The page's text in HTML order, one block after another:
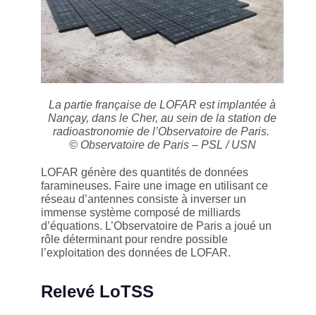
La partie française de LOFAR est implantée à
Nançay, dans le Cher, au sein de la station de
radioastronomie de l’Observatoire de Paris.
© Observatoire de Paris – PSL / USN
LOFAR génère des quantités de données
faramineuses. Faire une image en utilisant ce
réseau d’antennes consiste à inverser un
immense système composé de milliards
d’équations. L’Observatoire de Paris a joué un
rôle déterminant pour rendre possible
l’exploitation des données de LOFAR.
Relevé LoTSS